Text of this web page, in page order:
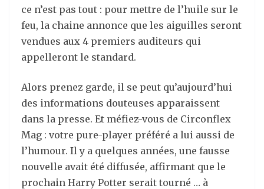
ce n’est pas tout : pour mettre de l’huile sur le
feu, la chaine annonce que les aiguilles seront
vendues aux 4 premiers auditeurs qui
appelleront le standard.
Alors prenez garde, il se peut qu’aujourd’hui
des informations douteuses apparaissent
dans la presse. Et méfiez-vous de Circonflex
Mag : votre pure-player préféré a lui aussi de
l’humour. Il y a quelques années, une fausse
nouvelle avait été diffusée, affirmant que le
prochain Harry Potter serait tourné … à